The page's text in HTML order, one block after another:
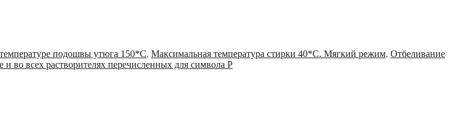
подошвы утюга 150*С, Максимальная температура стирки 40*С. Мягкий режим, Отбеливание
и во всех растворителях перечисленных для символа Р